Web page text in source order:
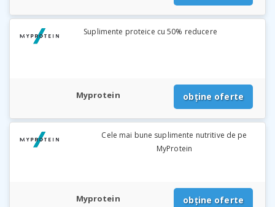
Suplimente proteice cu 50% reducere
Myprotein obține oferte
Cele mai bune suplimente nutritive de pe
MyProtein
Myprotein obține oferte